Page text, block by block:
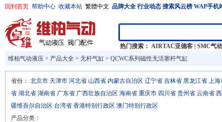
回到首页 帮助中心 收藏本站 繁體中文 品牌大全 行业动态 搜索风云榜 WAP手机
热门搜索： AIRTAC亚德客
SMC气动
维柏气动液压 > 产品大全 > 无杆气缸 > QCWC系列磁性无活塞杆气缸
省份： 北京市 天津市 河北省 山西省 内蒙古自治区 辽宁省 吉林省 黑龙江省 上海
省 湖北省 湖南省 广东省 广西壮族自治区 海南省 重庆市 四川省 贵州省 云南省
疆维吾尔自治区 台湾省 香港特别行政区 澳门特别行政区
产品分类：